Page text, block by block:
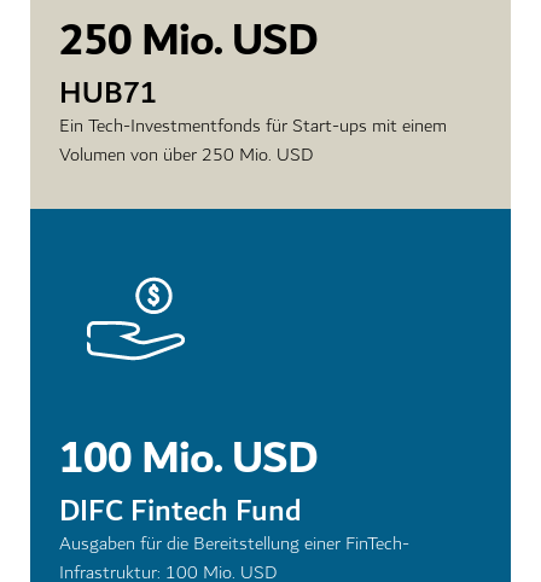
250 Mio. USD
HUB71
Ein Tech-Investmentfonds für Start-ups mit einem
Volumen von über 250 Mio. USD
100 Mio. USD
DIFC Fintech Fund
Ausgaben für die Bereitstellung einer FinTech-
Infrastruktur: 100 Mio. USD